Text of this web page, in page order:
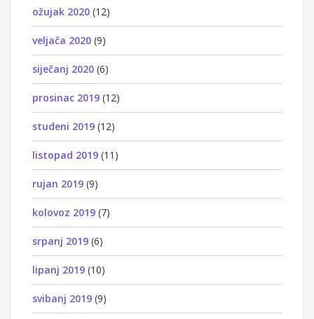
ožujak 2020 (12)
veljača 2020 (9)
siječanj 2020 (6)
prosinac 2019 (12)
studeni 2019 (12)
listopad 2019 (11)
rujan 2019 (9)
kolovoz 2019 (7)
srpanj 2019 (6)
lipanj 2019 (10)
svibanj 2019 (9)